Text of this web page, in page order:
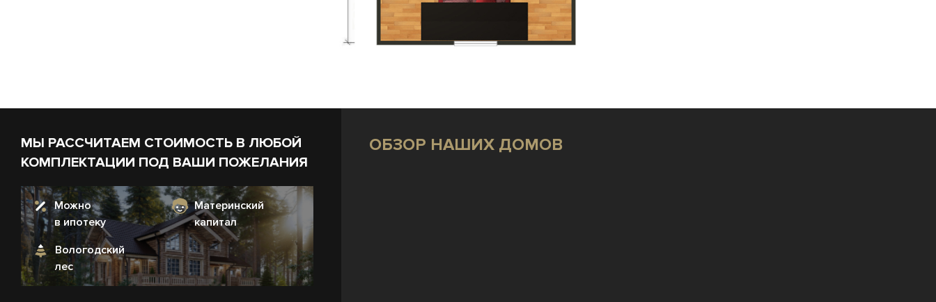
МЫ РАССЧИТАЕМ СТОИМОСТЬ В ЛЮБОЙ
КОМПЛЕКТАЦИИ ПОД ВАШИ ПОЖЕЛАНИЯ
Можно
в ипотеку
Материнский
капитал
Вологодский
лес
ОБЗОР НАШИХ ДОМОВ